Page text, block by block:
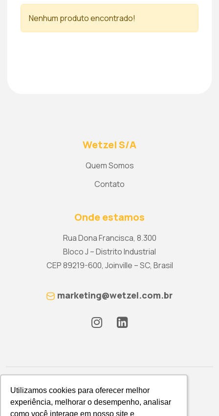
Utilizamos cookies para oferecer melhor
experiência, melhorar o desempenho, analisar
como você interage em nosso site e
Utilizamos cookies para oferecer melhor
experiência, melhorar o desempenho, analisar
como você interage em nosso site e
Nenhum produto encontrado!
Wetzel S/A
Quem Somos
Contato
Onde estamos
Rua Dona Francisca, 8.300
Bloco J – Distrito Industrial
CEP 89219-600, Joinville – SC, Brasil
marketing@wetzel.com.br